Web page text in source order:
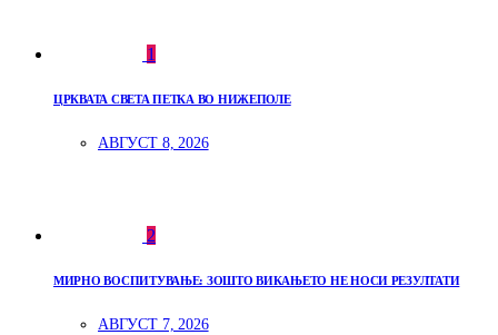
1
ЦРКВАТА СВЕТА ПЕТКА ВО НИЖЕПОЛЕ
АВГУСТ 8, 2026
2
МИРНО ВОСПИТУВАЊЕ: ЗОШТО ВИКАЊЕТО НЕ НОСИ РЕЗУЛТАТИ
АВГУСТ 7, 2026